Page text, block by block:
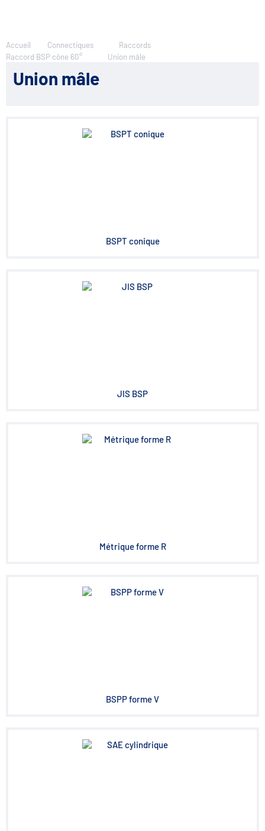
Accueil Connectiques
Raccords
Raccord BSP cône 60°
Union mâle
Union mâle
BSPT conique
JIS BSP
Métrique forme R
BSPP forme V